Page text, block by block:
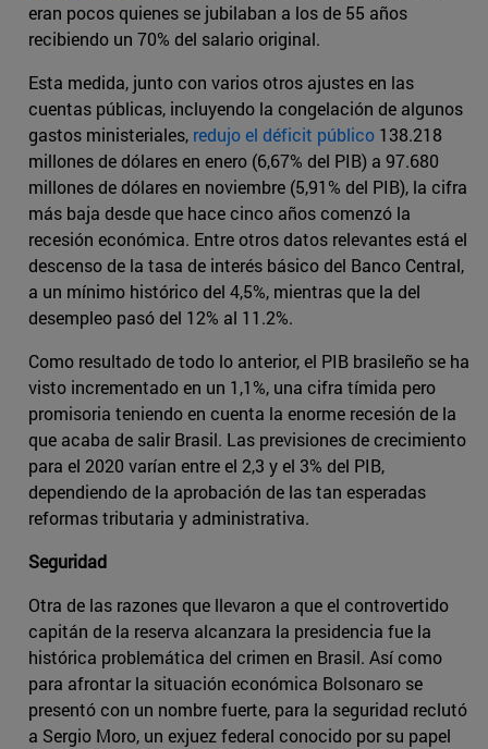
eran pocos quienes se jubilaban a los de 55 años
recibiendo un 70% del salario original.
Esta medida, junto con varios otros ajustes en las
cuentas públicas, incluyendo la congelación de algunos
gastos ministeriales, redujo el déficit público 138.218
millones de dólares en enero (6,67% del PIB) a 97.680
millones de dólares en noviembre (5,91% del PIB), la cifra
más baja desde que hace cinco años comenzó la
recesión económica. Entre otros datos relevantes está el
descenso de la tasa de interés básico del Banco Central,
a un mínimo histórico del 4,5%, mientras que la del
desempleo pasó del 12% al 11.2%.
Como resultado de todo lo anterior, el PIB brasileño se ha
visto incrementado en un 1,1%, una cifra tímida pero
promisoria teniendo en cuenta la enorme recesión de la
que acaba de salir Brasil. Las previsiones de crecimiento
para el 2020 varían entre el 2,3 y el 3% del PIB,
dependiendo de la aprobación de las tan esperadas
reformas tributaria y administrativa.
Seguridad
Otra de las razones que llevaron a que el controvertido
capitán de la reserva alcanzara la presidencia fue la
histórica problemática del crimen en Brasil. Así como
para afrontar la situación económica Bolsonaro se
presentó con un nombre fuerte, para la seguridad reclutó
a Sergio Moro, un exjuez federal conocido por su papel